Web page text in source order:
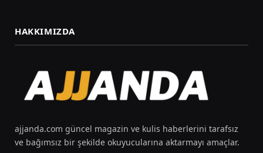
HAKKIMIZDA
ajjanda.com güncel magazin ve kulis haberlerini tarafsız
ve bağımsız bir şekilde okuyucularına aktarmayı amaçlar.